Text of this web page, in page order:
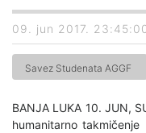
09. jun 2017.
Savez Studenata AGGF
BANJA LUKA 10. JUN,
humanitarno